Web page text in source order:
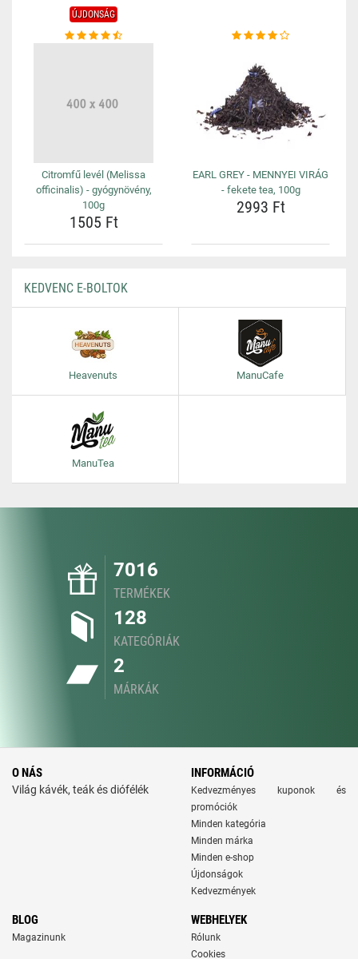
ÚJDONSÁG
Citromfű levél (Melissa
officinalis) - gyógynövény,
100g
1505 Ft
EARL GREY - MENNYEI VIRÁG
- fekete tea, 100g
2993 Ft
KEDVENC E-BOLTOK
Heavenuts ManuCafe
ManuTea
7016
TERMÉKEK
128
KATEGÓRIÁK
2
MÁRKÁK
O NÁS
Világ kávék, teák és diófélék
INFORMÁCIÓ
Kedvezményes kuponok és
promóciók
Minden kategória
Minden márka
Minden e-shop
Újdonságok
Kedvezmények
BLOG
Magazinunk
WEBHELYEK
Rólunk
Cookies